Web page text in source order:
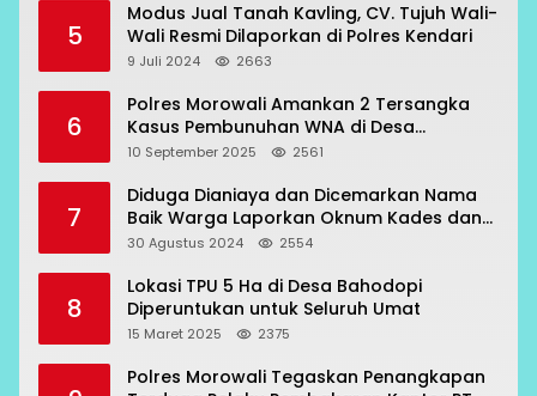
5
Modus Jual Tanah Kavling, CV. Tujuh Wali-
Wali Resmi Dilaporkan di Polres Kendari
9 Juli 2024 2663
6
Polres Morowali Amankan 2 Tersangka
Kasus Pembunuhan WNA di Desa
Topogaro
10 September 2025 2561
7
Diduga Dianiaya dan Dicemarkan Nama
Baik Warga Laporkan Oknum Kades dan
Oknum Polisi
30 Agustus 2024 2554
8
Lokasi TPU 5 Ha di Desa Bahodopi
Diperuntukan untuk Seluruh Umat
15 Maret 2025 2375
Polres Morowali Tegaskan Penangkapan